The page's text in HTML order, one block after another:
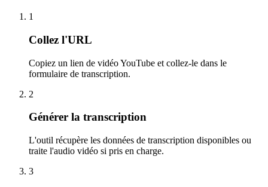
1
Collez l'URL
Copiez un lien de vidéo YouTube et collez-le dans le
formulaire de transcription.
2
Générer la transcription
L'outil récupère les données de transcription disponibles ou
traite l'audio vidéo si pris en charge.
3